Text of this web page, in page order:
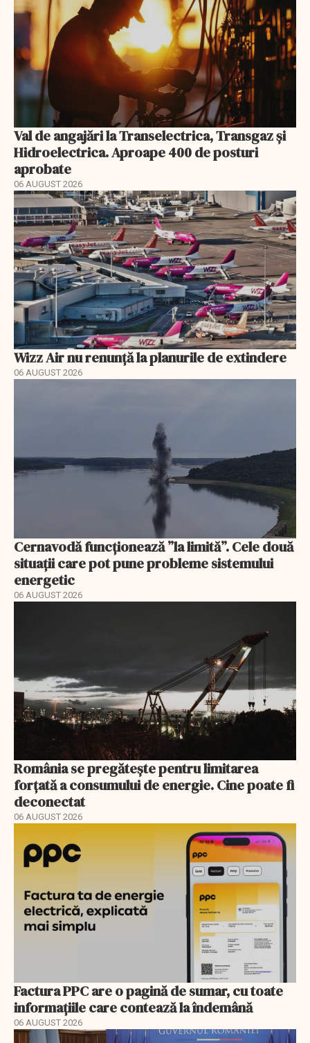
Val de angajări la Transelectrica, Transgaz și
Hidroelectrica. Aproape 400 de posturi
aprobate
06 AUGUST 2026
Wizz Air nu renunță la planurile de extindere
06 AUGUST 2026
Cernavodă funcționează ”la limită”. Cele două
situații care pot pune probleme sistemului
energetic
06 AUGUST 2026
România se pregătește pentru limitarea
forțată a consumului de energie. Cine poate fi
deconectat
06 AUGUST 2026
Factura PPC are o pagină de sumar, cu toate
informațiile care contează la îndemână
06 AUGUST 2026